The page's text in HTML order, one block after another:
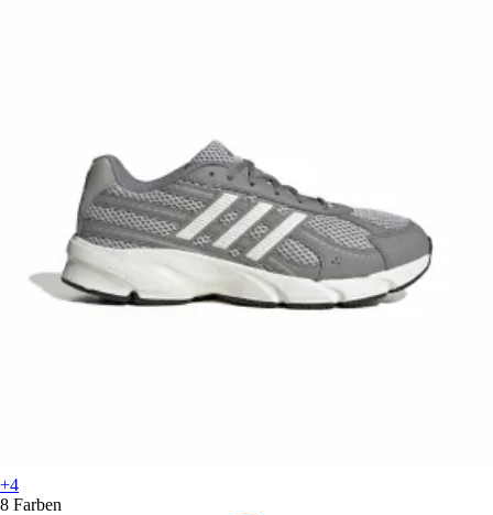
+4
8 Farben